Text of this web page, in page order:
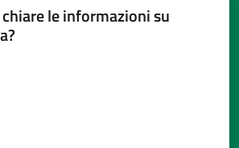
le informazioni su